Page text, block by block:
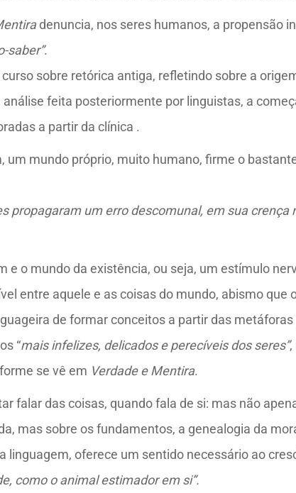
denuncia, nos seres humanos, a propensão
saber”.
sobre retórica antiga, refletindo sobre a
análise feita posteriormente por linguistas, a
a partir da clínica .
um mundo próprio, muito humano, firme o
propagaram um erro descomunal, em sua crença
e o mundo da existência, ou seja, um estímulo
entre aquele e as coisas do mundo, abismo
de formar conceitos a partir das
“mais infelizes, delicados e perecíveis dos seres”,
se vê em Verdade e Mentira.
falar das coisas, quando fala de si: mas não
mas sobre os fundamentos, a genealogia da
linguagem, oferece um sentido necessário ao
como o animal estimador em si”.